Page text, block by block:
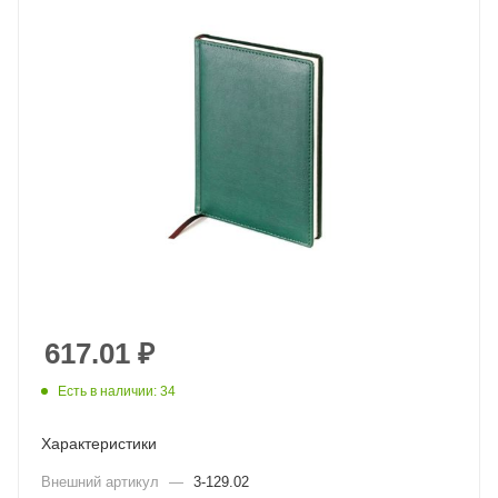
617.01 ₽
Есть в наличии: 34
Характеристики
Внешний артикул — 3-129.02